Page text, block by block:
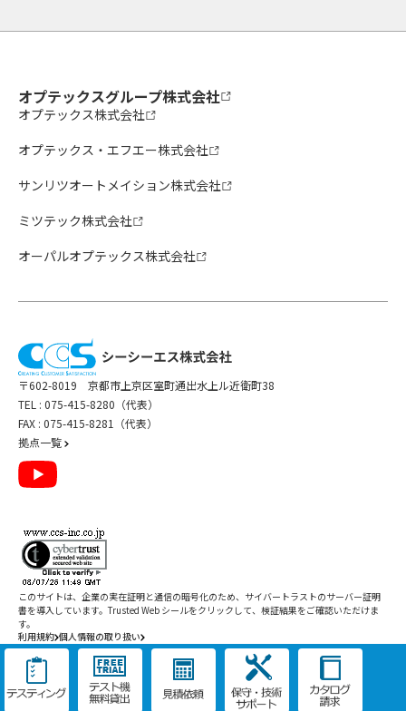
/件 すべて削除
オプテックスグループ株式会社
オプテックス株式会社
オプテックス・エフエー株式会社
サンリツオートメイション株式会社
ミツテック株式会社
オーパルオプテックス株式会社
〒602-8019 京都市上京区室町通出水上ル近衛町38
TEL : 075-415-8280（代表）
FAX : 075-415-8281（代表）
拠点一覧
利用規約 個人情報の取り扱い
Copyright ©
2026CCS Inc. All Rights Reserved.
このサイトは、企業の実在証明と通信の暗号化のため、サイバートラストのサーバー証明
書を導入しています。Trusted Web シールをクリックして、検証結果をご確認いただけま
す。